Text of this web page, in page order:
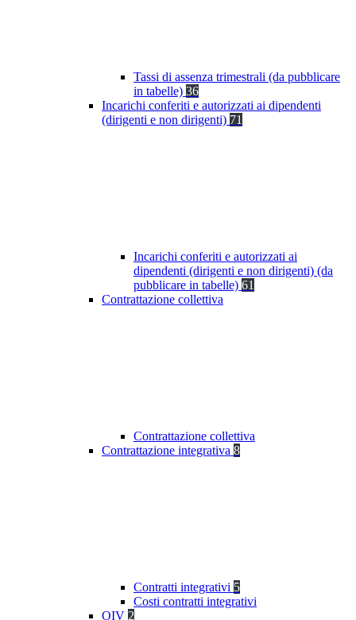
Tassi di assenza trimestrali (da pubblicare
in tabelle) 36
Incarichi conferiti e autorizzati ai dipendenti
(dirigenti e non dirigenti) 71
Incarichi conferiti e autorizzati ai
dipendenti (dirigenti e non dirigenti) (da
pubblicare in tabelle) 61
Contrattazione collettiva
Contrattazione collettiva
Contrattazione integrativa 8
Contratti integrativi 5
Costi contratti integrativi
OIV 2